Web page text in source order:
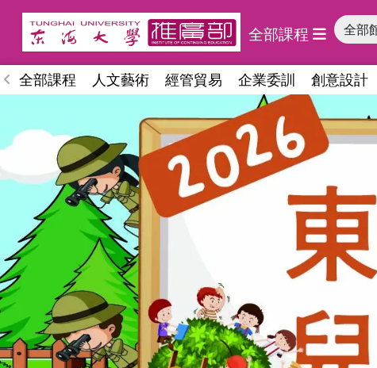
全部課程
全部課程 人文藝術 經管貿易 企業委訓 創意設計